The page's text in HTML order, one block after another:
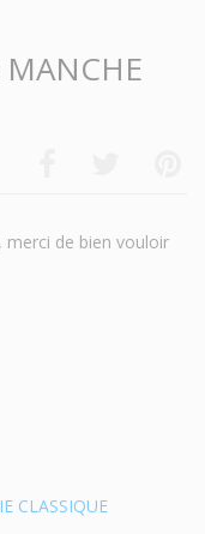
de bien vouloir
CLASSIQUE